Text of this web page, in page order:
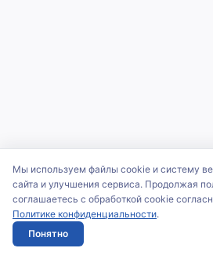
Мы используем файлы cookie и систему
сайта и улучшения сервиса. Продолжая
соглашаетесь с обработкой cookie
Политике конфиденциальности.
Понятно